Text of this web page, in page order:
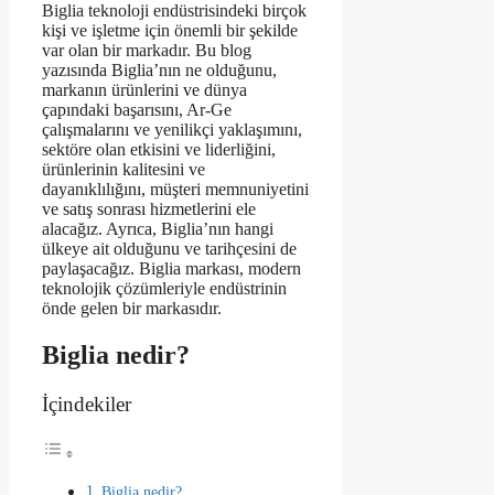
Biglia teknoloji endüstrisindeki birçok
kişi ve işletme için önemli bir şekilde
var olan bir markadır. Bu blog
yazısında Biglia’nın ne olduğunu,
markanın ürünlerini ve dünya
çapındaki başarısını, Ar-Ge
çalışmalarını ve yenilikçi yaklaşımını,
sektöre olan etkisini ve liderliğini,
ürünlerinin kalitesini ve
dayanıklılığını, müşteri memnuniyetini
ve satış sonrası hizmetlerini ele
alacağız. Ayrıca, Biglia’nın hangi
ülkeye ait olduğunu ve tarihçesini de
paylaşacağız. Biglia markası, modern
teknolojik çözümleriyle endüstrinin
önde gelen bir markasıdır.
Biglia nedir?
İçindekiler